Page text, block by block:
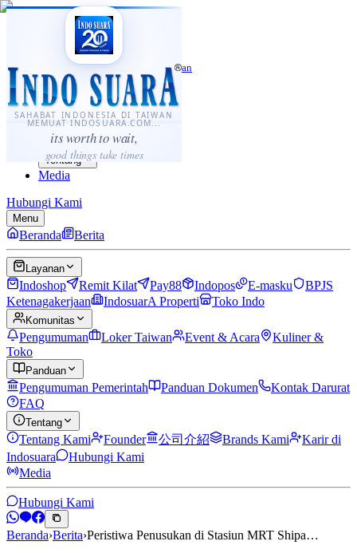
SAHABAT INDONESIA DI TAIWAN
MEMUAT INDOSUARA.COM...
its worth to wait,
good things take times
·...
⌘K
Sahabat Indonesia di Taiwan
Berita
Layanan
Komunitas
Panduan
Tentang
Media
Hubungi Kami
Menu
Beranda Berita
Layanan
Indoshop Remit Kilat Pay88 Indopos E-masku
BPJS
Ketenagakerjaan
IndosuarA Properti Toko Indo
Komunitas
Pengumuman Loker Taiwan Event & Acara
Kuliner &
Toko
Panduan
Pengumuman Pemerintah Panduan Dokumen
Kontak Darurat
FAQ
Tentang
Tentang Kami Founder 公司介紹 Brands Kami
Karir di
Indosuara
Hubungi Kami
Media
Hubungi Kami
Beranda›Berita›Peristiwa Penusukan di Stasiun MRT Shipa…